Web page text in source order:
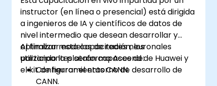
instructor (en línea o presencial) está dirigida
a ingenieros de IA y científicos de datos de
nivel intermedio que desean desarrollar y
optimizar modelos de redes neuronales
utilizando la plataforma Ascend de Huawei y
el kit de herramientas CANN.
Al finalizar esta capacitación, los
participantes serán capaces de:
Configurar el entorno de desarrollo de
CANN.